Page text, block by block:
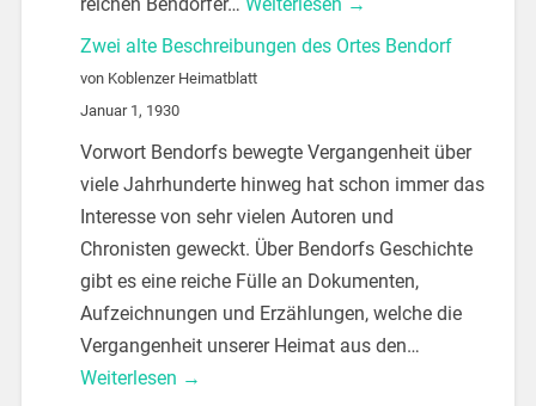
Zwei alte Beschreibungen des Ortes Bendorf
von Koblenzer Heimatblatt
Januar 1, 1930
Vorwort Bendorfs bewegte Vergangenheit über
viele Jahrhunderte hinweg hat schon immer das
Interesse von sehr vielen Autoren und
Chronisten geweckt. Über Bendorfs Geschichte
gibt es eine reiche Fülle an Dokumenten,
Aufzeichnungen und Erzählungen, welche die
Vergangenheit unserer Heimat aus den…
Weiterlesen →